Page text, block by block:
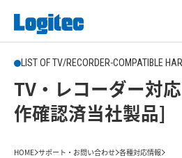
LIST OF TV/RECORDER-COMPATIBLE
TV・レコーダー対
作確認済当社製品]
HOME サポート・お問い合わせ 各種対応情報